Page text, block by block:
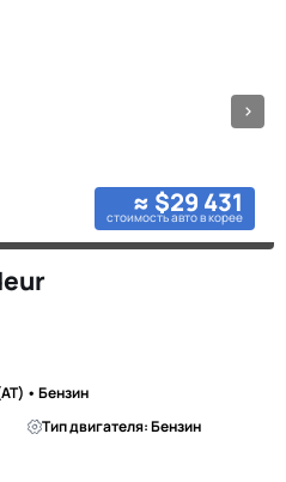
≈ $29 431
стоимость авто в корее
• Бензин
Тип двигателя: Бензин